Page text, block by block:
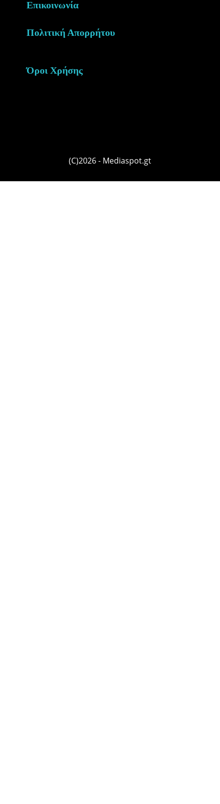
Επικοινωνία
Πολιτική Απορρήτου
Όροι Χρήσης
(C)2026 - Mediaspot.gt